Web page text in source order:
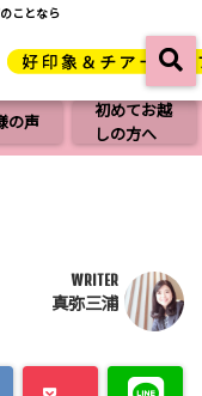
ことなら
の声
初めてお越
しの方へ
WRITER
真弥三浦